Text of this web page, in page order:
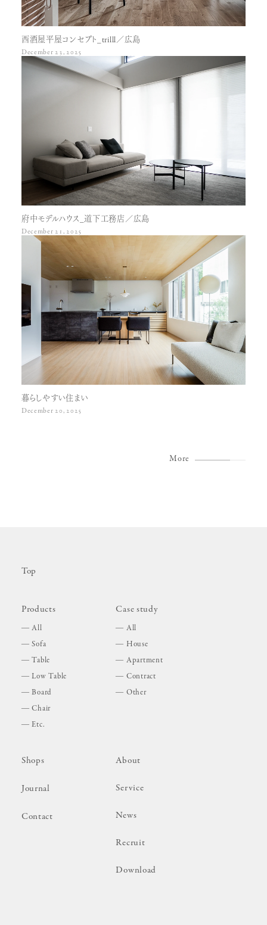
西酒屋平屋コンセプト_trilll／広島
December 23, 2025
府中モデルハウス_道下工務店／広島
December 21, 2025
暮らしやすい住まい
December 20, 2025
More
Top
Products
All
Sofa
Table
Low Table
Board
Chair
Etc.
Case study
All
House
Apartment
Contract
Other
Shops
Journal
Contact
About
Service
News
Recruit
Download